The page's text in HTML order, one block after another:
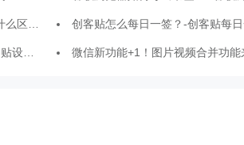
版的区别 创客贴怎么每日一签？-创客贴每日一签的
方法 微信新功能+1！图片视频合并功能